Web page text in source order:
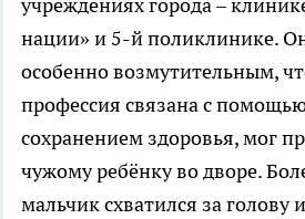
учреждениях города –
нации» и 5-й поликлинике.
особенно возмутительным,
профессия связана с
сохранением здоровья, мог
чужому ребёнку во дворе.
мальчик схватился за голову